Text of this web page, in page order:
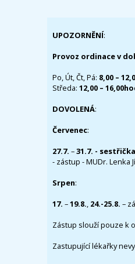
UPOZORNĚNÍ:
Provoz ordinace v
Po, Út, Čt, Pá: 8,00 –
Středa: 12,00 –
DOVOLENÁ:
Červenec:
27.7. –31.7. -
- zástup - MUDr. Lenka
Srpen:
17. –19.8., 24.-25.8. –
Zástup slouží pouze k
Zastupující lékařky